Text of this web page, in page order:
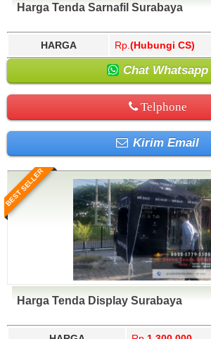
Harga Tenda Sarnafil Surabaya
HARGA Rp. (Hubungi CS)
Chat Whatsapp
Telphone
Kirim Email
BEST SELLER
Harga Tenda Display Surabaya